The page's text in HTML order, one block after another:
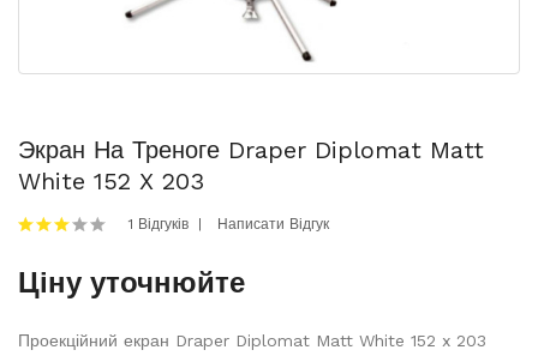
Экран На Треноге Draper Diplomat Matt
White 152 X 203
1 Відгуків Написати Відгук
Ціну уточнюйте
Проекційний екран Draper Diplomat Matt White 152 x 203